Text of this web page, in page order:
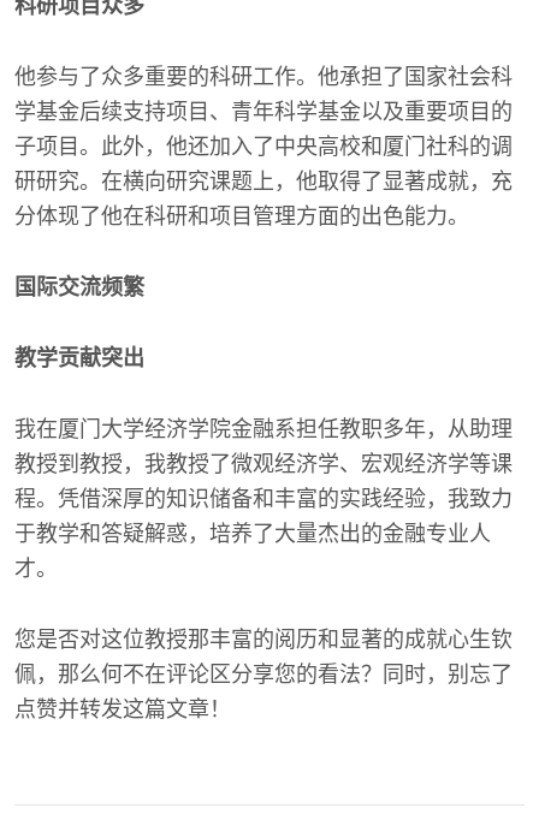
科研项目众多
他参与了众多重要的科研工作。他承担了国家社会科
学基金后续支持项目、青年科学基金以及重要项目的
子项目。此外，他还加入了中央高校和厦门社科的调
研研究。在横向研究课题上，他取得了显著成就，充
分体现了他在科研和项目管理方面的出色能力。
国际交流频繁
教学贡献突出
我在厦门大学经济学院金融系担任教职多年，从助理
教授到教授，我教授了微观经济学、宏观经济学等课
程。凭借深厚的知识储备和丰富的实践经验，我致力
于教学和答疑解惑，培养了大量杰出的金融专业人
才。
您是否对这位教授那丰富的阅历和显著的成就心生钦
佩，那么何不在评论区分享您的看法？同时，别忘了
点赞并转发这篇文章！